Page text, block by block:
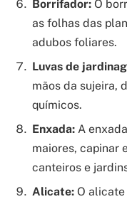
Borrifador: O
as folhas das
adubos foliares.
Luvas de
mãos da sujeira,
químicos.
Enxada: A
maiores, capinar
canteiros e
Alicate: O